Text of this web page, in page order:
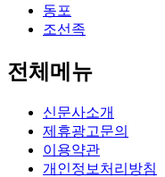
동포
조선족
전체메뉴
신문사소개
제휴광고문의
이용약관
개인정보처리방침